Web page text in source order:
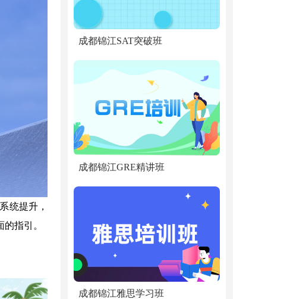
统提升，
指引。
成都锦江SAT突破班
成都锦江GRE精讲班
成都锦江雅思学习班